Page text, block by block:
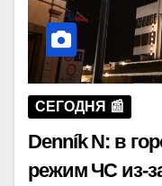
СЕГОДНЯ 📰
Denník N: в
режим ЧС из-